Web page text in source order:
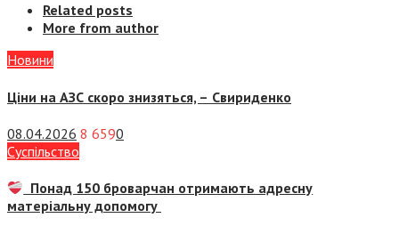
Related posts
More from author
Новини
Ціни на АЗС скоро знизяться, – Свириденко
08.04.2026 8 6590
Суспiльство
Понад 150 броварчан отримають адресну
матеріальну допомогу